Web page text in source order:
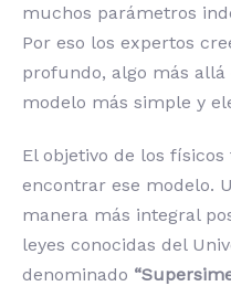
muchos parámetros
Por eso los expertos
profundo, algo más
modelo más simple y
El objetivo de los
encontrar ese modelo.
manera más integral
leyes conocidas del
denominado